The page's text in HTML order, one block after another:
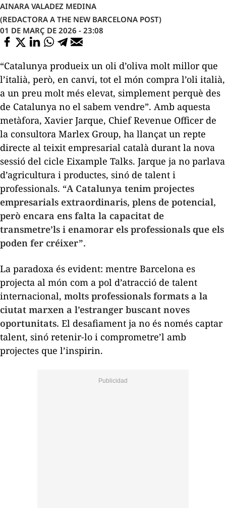
AINARA VALADEZ MEDINA
(REDACTORA A THE NEW BARCELONA POST)
01 DE MARÇ DE 2026 - 23:08
“Catalunya produeix un oli d’oliva molt millor que
l’italià, però, en canvi, tot el món compra l’oli italià,
a un preu molt més elevat, simplement perquè des
de Catalunya no el sabem vendre”. Amb aquesta
metàfora, Xavier Jarque, Chief Revenue Officerde
la consultora Marlex Group, ha llançat un repte
directe al teixit empresarial català durant la nova
sessió del cicle Eixample Talks. Jarque ja no parlava
d’agricultura i productes, sinó de talent i
professionals. “A Catalunya tenim projectes
empresarials extraordinaris, plens de potencial,
però encara ens falta la capacitat de
transmetre’ls i enamorar els professionals que els
poden fer créixer”.
La paradoxa és evident: mentre Barcelona es
projecta al món com a pol d’atracció de talent
internacional, molts professionals formats a la
ciutat marxen a l’estranger buscant noves
oportunitats. El desafiament ja no és només captar
talent, sinó retenir-lo i comprometre’l amb
projectes que l’inspirin.